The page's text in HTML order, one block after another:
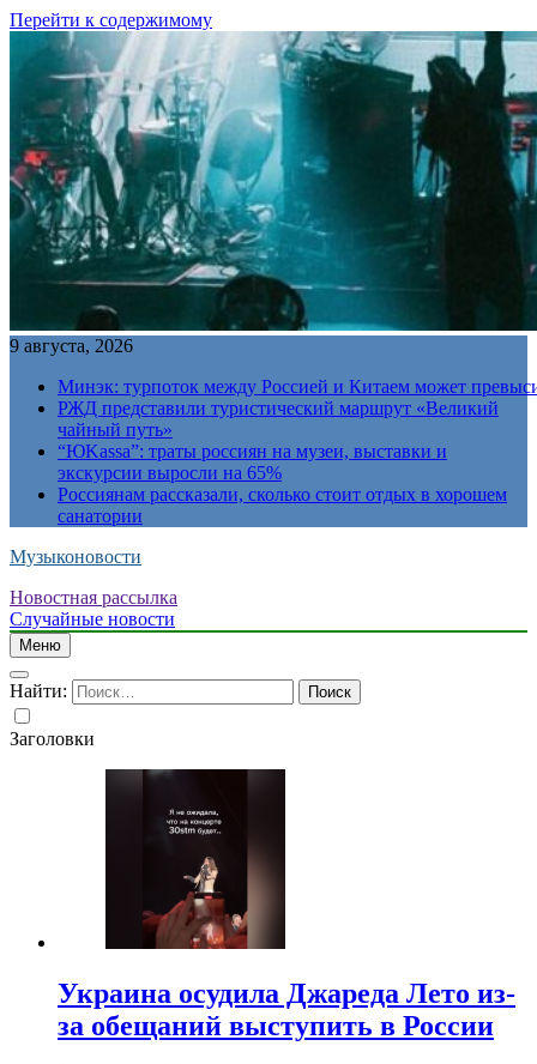
Перейти к содержимому
9 августа, 2026
Минэк: турпоток между Россией и Китаем может
РЖД представили туристический маршрут «Великий
чайный путь»
“ЮKassa”: траты россиян на музеи, выставки и
экскурсии выросли на 65%
Россиянам рассказали, сколько стоит отдых в хорошем
санатории
Музыконовости
Новостная рассылка
Случайные новости
Меню
Найти:
Заголовки
Украина осудила Джареда Лето из-
за обещаний выступить в России